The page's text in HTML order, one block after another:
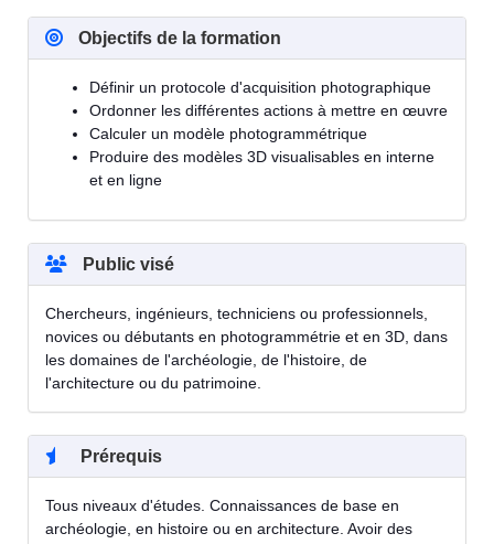
Objectifs de la formation
Définir un protocole d'acquisition photographique
Ordonner les différentes actions à mettre en œuvre
Calculer un modèle photogrammétrique
Produire des modèles 3D visualisables en interne
et en ligne
Public visé
Chercheurs, ingénieurs, techniciens ou professionnels,
novices ou débutants en photogrammétrie et en 3D, dans
les domaines de l'archéologie, de l'histoire, de
l'architecture ou du patrimoine.
Prérequis
Tous niveaux d'études. Connaissances de base en
archéologie, en histoire ou en architecture. Avoir des